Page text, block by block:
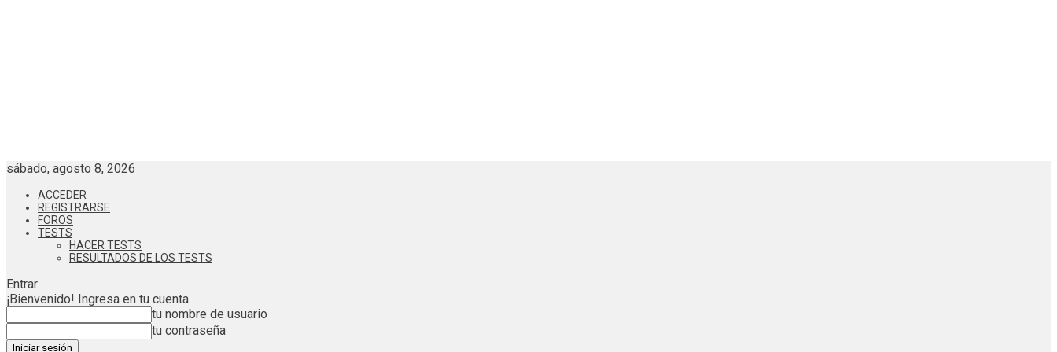
sábado, agosto 8, 2026
ACCEDER
REGISTRARSE
FOROS
TESTS
HACER TESTS
RESULTADOS DE LOS TESTS
Entrar
¡Bienvenido! Ingresa en tu cuenta
tu nombre de usuario
tu contraseña